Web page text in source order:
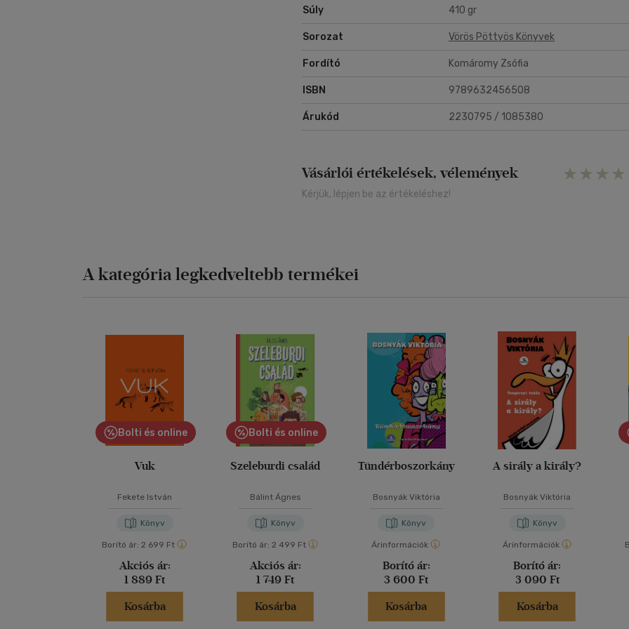
Súly 410 gr
Sorozat Vörös Pöttyös Könyvek
Fordító Komáromy Zsófia
ISBN 9789632456508
Árukód 2230795 / 1085380
Vásárlói értékelések, vélemények
Kérjük, lépjen be az értékeléshez!
A kategória legkedveltebb termékei
Bolti és online
Vuk
Fekete István
Könyv
Borító ár: 2 699 Ft
Akciós ár:
1 889 Ft
Kosárba
Bolti és online
Szeleburdi család
Bálint Ágnes
Könyv
Borító ár: 2 499 Ft
Akciós ár:
1 749 Ft
Kosárba
Tündérboszorkány
Bosnyák Viktória
Könyv
Árinformációk
Borító ár:
3 600 Ft
Kosárba
A sirály a király?
Bosnyák Viktória
Könyv
Árinformációk
Borító ár:
3 090 Ft
Kosárba